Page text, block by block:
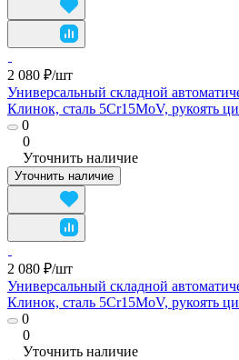
2 080 ₽/шт
Универсальный складной
Клинок, сталь 5Cr15MoV, рукоять
0
0
Уточнить наличие
Уточнить наличие
2 080 ₽/шт
Универсальный складной
Клинок, сталь 5Cr15MoV, рукоять
0
0
Уточнить наличие